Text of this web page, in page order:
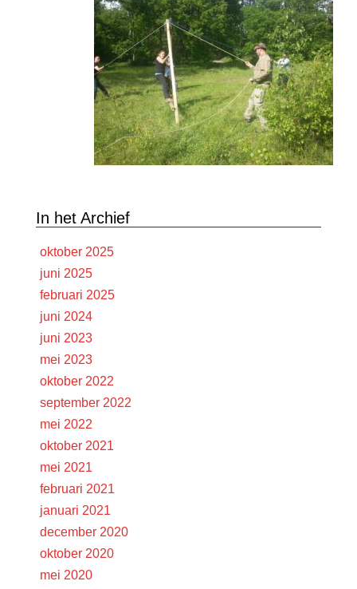
In het Archief
oktober 2025
juni 2025
februari 2025
juni 2024
juni 2023
mei 2023
oktober 2022
september 2022
mei 2022
oktober 2021
mei 2021
februari 2021
januari 2021
december 2020
oktober 2020
mei 2020